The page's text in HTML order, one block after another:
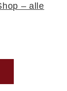
– alle